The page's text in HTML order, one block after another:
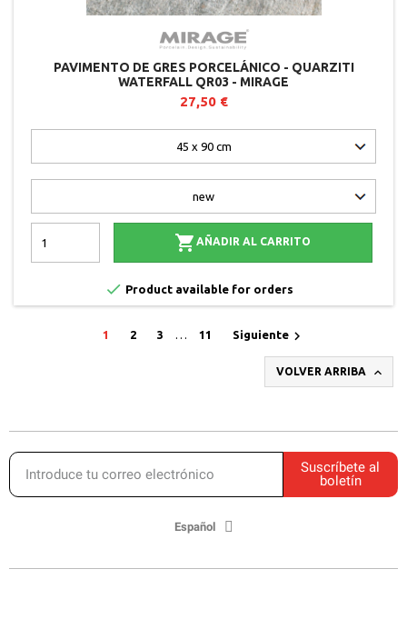
PAVIMENTO DE GRES PORCELÁNICO - QUARZITI
WATERFALL QR03 - MIRAGE
27,50 €
 AÑADIR AL CARRITO
 Product available for orders
1 2 3 … 11 Siguiente
VOLVER ARRIBA 
Suscríbete al
boletín
Español